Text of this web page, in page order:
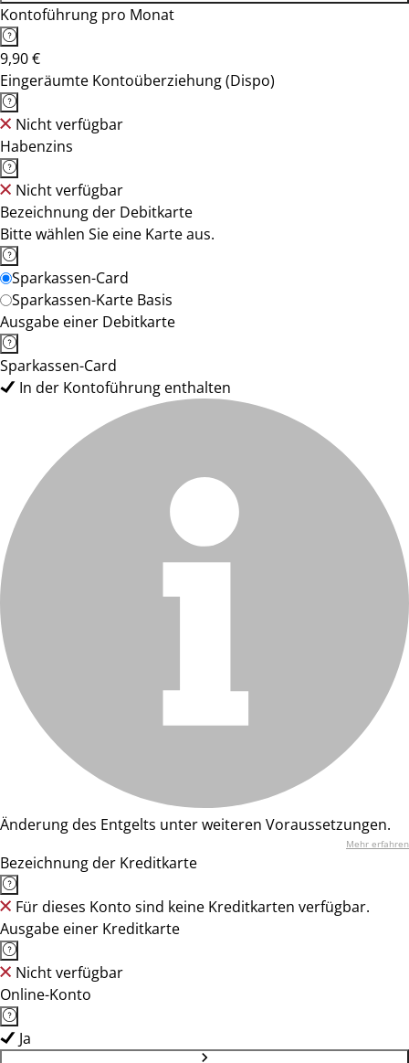
Kontoführung pro Monat
9,90 €
Eingeräumte Kontoüberziehung (Dispo)
Nicht verfügbar
Habenzins
Nicht verfügbar
Bezeichnung der Debitkarte
Bitte wählen Sie eine Karte aus.
Sparkassen-Card
Sparkassen-Karte Basis
Ausgabe einer Debitkarte
Sparkassen-Card
In der Kontoführung enthalten
Änderung des Entgelts unter weiteren Voraussetzungen.
Mehr erfahren
Bezeichnung der Kreditkarte
Für dieses Konto sind keine Kreditkarten verfügbar.
Ausgabe einer Kreditkarte
Nicht verfügbar
Online-Konto
Ja